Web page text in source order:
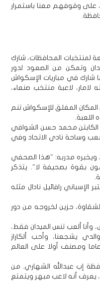
على وقوفهم معنا باستمرار
لمنتخبات المحافظات، شارك
وتمكن من الصعود لدور
شارك في مباريات الإسكواش
لاعبة منتخب صنعاء،
المغلق للإسكواش تنم
في إب مع الكابتن محمد حسن الشوافي
وساحة نادي الاتحاد وفي
ويخبره مدربه: "هذا الصحفي
بقوة بصحيفة لا". يتذكر
رافائيل نادال مثله
حزين لخروجه من دور
ألعب تنس الميدان فقط،
يشجعنا، وأحب ألكاراز
(كارلوس ألكاراز نجم إسباني يبلغ 22 عاما ومصنف أولا على العالم
إب عبدالله الشهاري. من
يعرف أنه لاعب مبهر ويتمتع